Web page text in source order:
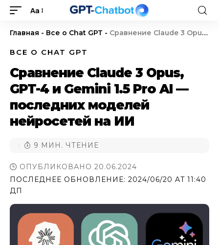
Aa
Главная - Все о Chat GPT - Сравнение Claude 3 Opus, GPT-4 и Gemini 1.5 Pro AI — последних моделей нейросетей на ИИ
ВСЕ О CHAT GPT
Сравнение Claude 3 Opus,
GPT-4 и Gemini 1.5 Pro AI —
последних моделей
нейросетей на ИИ
ПОСЛЕДНЕЕ ОБНОВЛЕНИЕ: 2024/06/20 AT 11:40
ДП
ОПУБЛИКОВАНО 20.06.2024
9 МИН. ЧТЕНИЕ